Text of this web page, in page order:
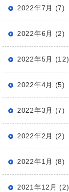
2022年7月 (7)
2022年6月 (2)
2022年5月 (12)
2022年4月 (5)
2022年3月 (7)
2022年2月 (2)
2022年1月 (8)
2021年12月 (2)